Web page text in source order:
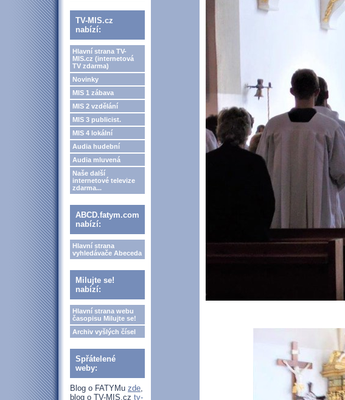
TV-MIS.cz
nabízí:
Hlavní strana TV-
MIS.cz (internetová
TV zdarma)
Novinky
MIS 1 zábava
MIS 2 vzdělání
MIS 3 publicist.
MIS 4 lokální
Audia hudební
Audia mluvená
Naše další
internetové televize
zdarma...
ABCD.fatym.com
nabízí:
Hlavní strana
vyhledávače Abeceda
Milujte se!
nabízí:
Hlavní strana webu
časopisu Milujte se!
Archiv vyšlých čísel
Spřátelené
weby:
Blog o FATYMu zde,
blog o TV-MIS.cz tv-